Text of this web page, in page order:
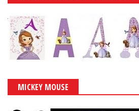
MICKEY MOUSE